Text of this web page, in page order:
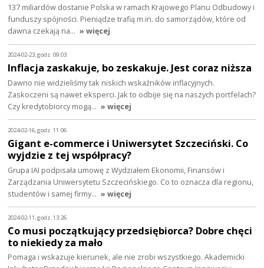
137 miliardów dostanie Polska w ramach Krajowego Planu Odbudowy i
funduszy spójności. Pieniądze trafią m.in. do samorządów, które od
dawna czekają na… » więcej
2024-02-23, godz. 09:03
Inflacja zaskakuje, bo zeskakuje. Jest coraz niższa
Dawno nie widzieliśmy tak niskich wskaźników inflacyjnych.
Zaskoczeni są nawet eksperci. Jak to odbije się na naszych portfelach?
Czy kredytobiorcy mogą… » więcej
2024-02-16, godz. 11:06
Gigant e-commerce i Uniwersytet Szczeciński. Co
wyjdzie z tej współpracy?
Grupa IAI podpisała umowę z Wydziałem Ekonomii, Finansów i
Zarządzania Uniwersytetu Szczecińskiego. Co to oznacza dla regionu,
studentów i samej firmy… » więcej
2024-02-11, godz. 13:26
Co musi początkujący przedsiębiorca? Dobre chęci
to niekiedy za mało
Pomaga i wskazuje kierunek, ale nie zrobi wszystkiego. Akademicki